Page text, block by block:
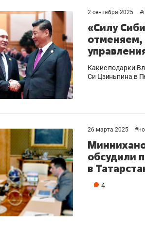
2 сентября 2025 #
«Силу
отменяем,
Какие подарки
Си Цзиньпина в
26 марта 2025 #
обсудили
в
4